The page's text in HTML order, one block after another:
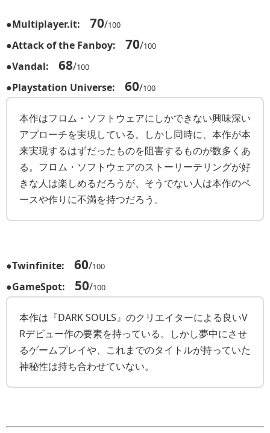
●Multiplayer.it: 70/100
●Attack of the Fanboy: 70/100
●Vandal: 68/100
●Playstation Universe: 60/100
本作はフロム・ソフトウェアにしかできない興味深い
アプローチを実現している。しかし同時に、本作が本
来実現するはずだったものを阻害するものが数多くあ
る。フロム・ソフトウェアのストーリーテリングが好
きな人は楽しめるだろうが、そうでない人は本作のペ
ースや作りに不満を持つだろう。
●Twinfinite: 60/100
●GameSpot: 50/100
本作は『DARK SOULS』のクリエイターによる良いV
Rデビュー作の要素を持っている。しかし夢中にさせ
るゲームプレイや、これまでのタイトルが持っていた
神秘性は持ち合わせていない。